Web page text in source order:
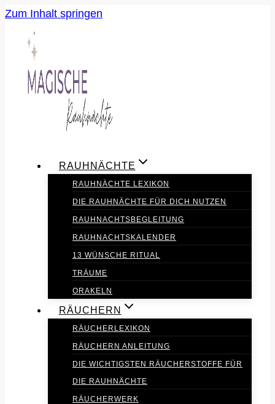
Zum Inhalt springen
RAUHNÄCHTE
RAUHNÄCHTE LEXIKON
DIE RAUHNÄCHTE FÜR DICH NUTZEN
RAUHNACHTSBEGLEITUNG
RAUHNACHTSKALENDER
13 WÜNSCHE RITUAL
TRÄUME
ORAKELN
RÄUCHERN
RÄUCHERLEXIKON
RÄUCHERN ANLEITUNG
DIE WICHTIGSTEN RÄUCHERSTOFFE FÜR
DIE RAUHNÄCHTE
RÄUCHERWERK